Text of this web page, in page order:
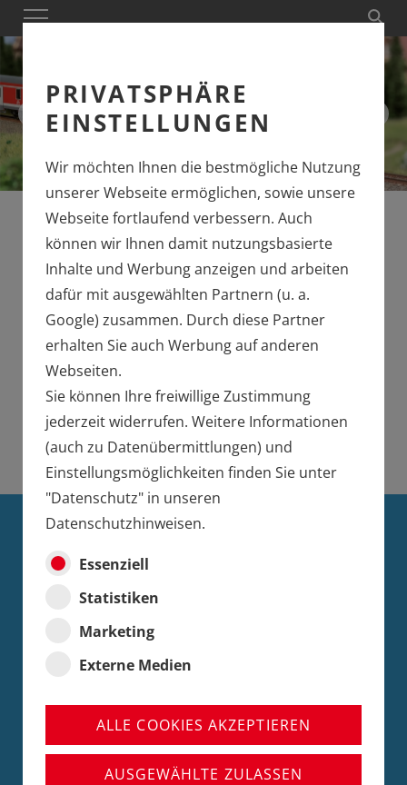
PRIVATSPHÄRE
EINSTELLUNGEN
Wir möchten Ihnen die bestmögliche Nutzung
unserer Webseite ermöglichen, sowie unsere
Webseite fortlaufend verbessern. Auch
können wir Ihnen damit nutzungsbasierte
Inhalte und Werbung anzeigen und arbeiten
dafür mit ausgewählten Partnern (u. a.
Google) zusammen. Durch diese Partner
erhalten Sie auch Werbung auf anderen
Webseiten.
Sie können Ihre freiwillige Zustimmung
jederzeit widerrufen. Weitere Informationen
(auch zu Datenübermittlungen) und
Einstellungsmöglichkeiten finden Sie unter
"Datenschutz" in unseren
Datenschutzhinweisen.
Essenziell
Statistiken
Marketing
Externe Medien
ALLE COOKIES AKZEPTIEREN
AUSGEWÄHLTE ZULASSEN
MINITRIX Art. 11170
EINSTIEG MIT DEM
"FERIENEXPRESS"
DIE MINITRIX
SOMMERNEUHEITEN
HIGHLIGHTS
Entdecken Sie in der folgenden Übersicht die
Highlights aus den MINITRIX Sommerneuheiten 2026
und erfahren Sie mehr über die Modelle.